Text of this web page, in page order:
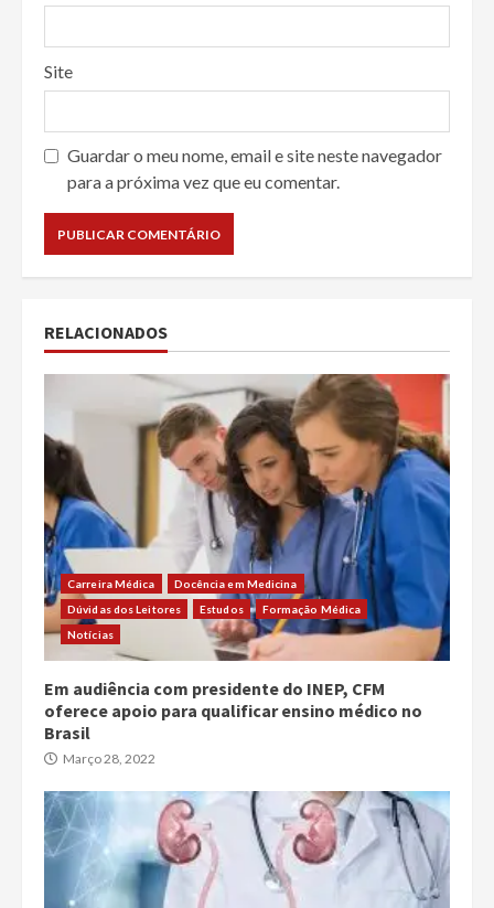
Site
Guardar o meu nome, email e site neste navegador
para a próxima vez que eu comentar.
RELACIONADOS
Carreira Médica
Docência em Medicina
Dúvidas dos Leitores
Estudos
Formação Médica
Notícias
Em audiência com presidente do INEP, CFM
oferece apoio para qualificar ensino médico no
Brasil
Março 28, 2022